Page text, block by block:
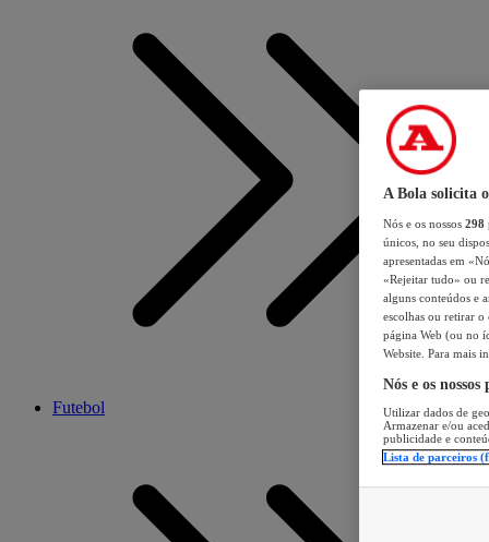
Futebol
A Bola solicita
Nós e os nossos 298
únicos, no seu
apresentadas em
«Rejeitar tudo» ou
alguns conteúdos e
escolhas ou retirar
página Web (ou no
Website. Para mais
Nós e os
Utilizar dados de
Armazenar e/ou
publicidade e
Lista de parceiros